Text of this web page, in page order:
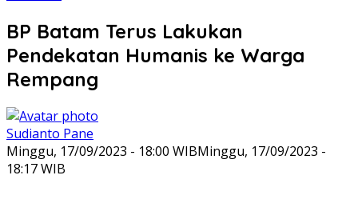
BP Batam Terus Lakukan
Pendekatan Humanis ke Warga
Rempang
Sudianto Pane
Minggu, 17/09/2023 - 18:00 WIBMinggu, 17/09/2023 -
18:17 WIB